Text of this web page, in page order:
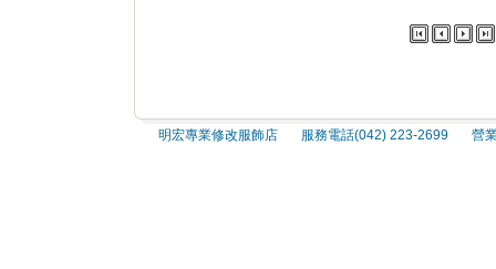
明宏專業修改服飾店 服務電話(042) 223-2699 營